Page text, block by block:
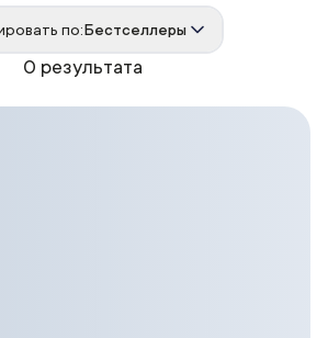
0 результата
по:Бестселлеры